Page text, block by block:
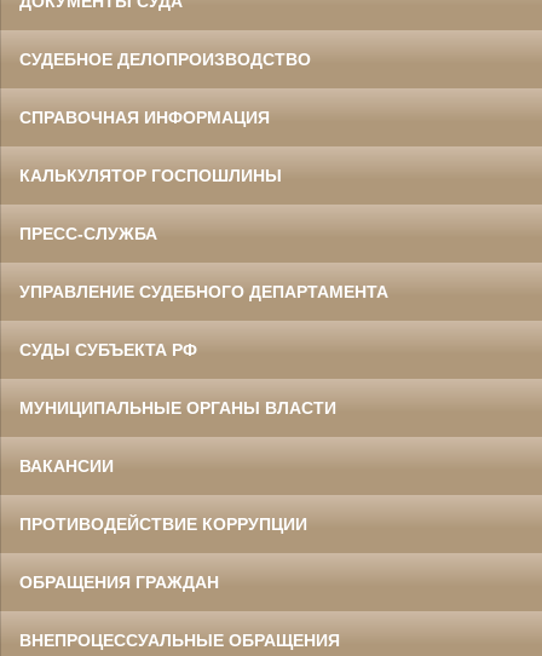
СУДЕБНОЕ ДЕЛОПРОИЗВОДСТВО
СПРАВОЧНАЯ ИНФОРМАЦИЯ
КАЛЬКУЛЯТОР ГОСПОШЛИНЫ
ПРЕСС-СЛУЖБА
УПРАВЛЕНИЕ СУДЕБНОГО ДЕПАРТАМЕНТА
СУДЫ СУБЪЕКТА РФ
МУНИЦИПАЛЬНЫЕ ОРГАНЫ ВЛАСТИ
ВАКАНСИИ
ПРОТИВОДЕЙСТВИЕ КОРРУПЦИИ
ОБРАЩЕНИЯ ГРАЖДАН
ВНЕПРОЦЕССУАЛЬНЫЕ ОБРАЩЕНИЯ